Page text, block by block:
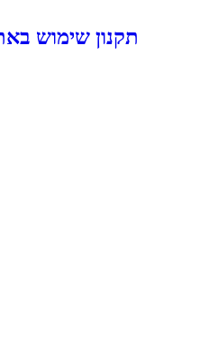
תקנון שימוש